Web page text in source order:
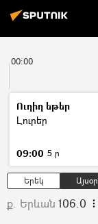
00:00
Ուղիղ եթեր
Լուրեր
09:00 5 ր
Երեկ Այսօր
ք. Երևան 106.0